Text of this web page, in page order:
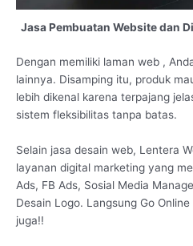
Jasa Pembuatan Website dan
Dengan memiliki laman web ,
lainnya. Disamping itu, produk
lebih dikenal karena terpajang
sistem fleksibilitas tanpa batas.
Selain jasa desain web, Lentera
layanan digital marketing yang
Ads, FB Ads, Sosial Media
Desain Logo. Langsung Go
juga!!